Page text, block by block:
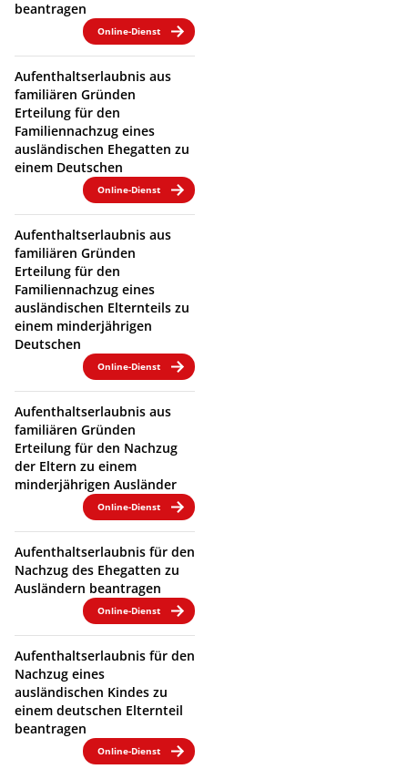
beantragen
Online-Dienst
Aufenthaltserlaubnis aus
familiären Gründen
Erteilung für den
Familiennachzug eines
ausländischen Ehegatten zu
einem Deutschen
Online-Dienst
Aufenthaltserlaubnis aus
familiären Gründen
Erteilung für den
Familiennachzug eines
ausländischen Elternteils zu
einem minderjährigen
Deutschen
Online-Dienst
Aufenthaltserlaubnis aus
familiären Gründen
Erteilung für den Nachzug
der Eltern zu einem
minderjährigen Ausländer
Online-Dienst
Aufenthaltserlaubnis für den
Nachzug des Ehegatten zu
Ausländern beantragen
Online-Dienst
Aufenthaltserlaubnis für den
Nachzug eines
ausländischen Kindes zu
einem deutschen Elternteil
beantragen
Online-Dienst